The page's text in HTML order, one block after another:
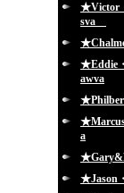
★Victor
sva
★Eddie
awva
a
★Jason